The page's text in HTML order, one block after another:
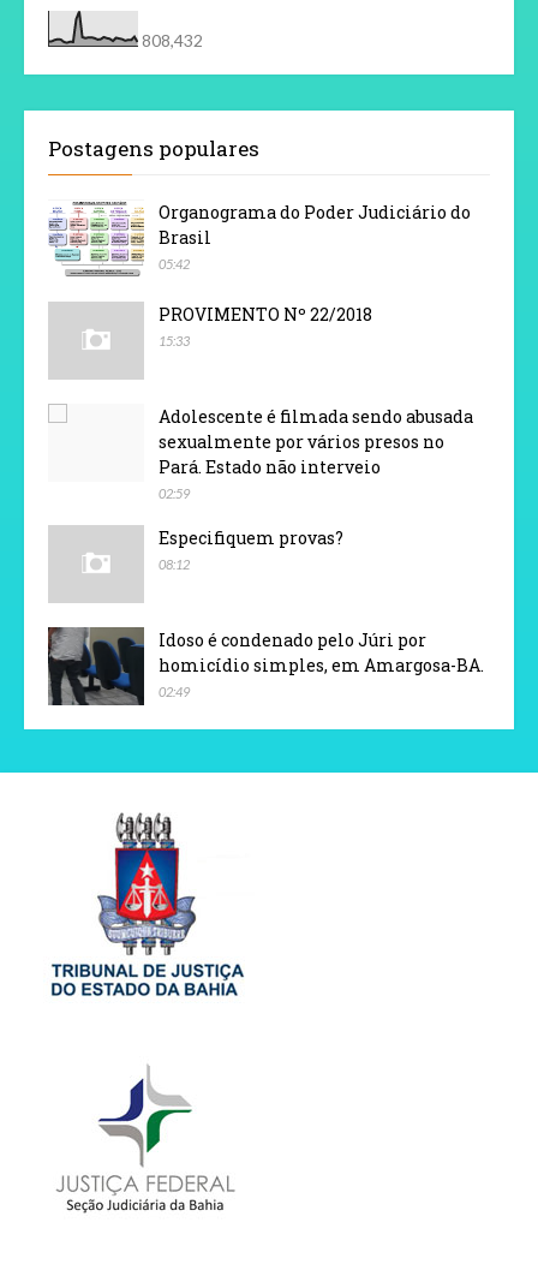
808,432
Postagens populares
Organograma do Poder Judiciário do
Brasil
05:42
PROVIMENTO Nº 22/2018
15:33
Adolescente é filmada sendo abusada
sexualmente por vários presos no
Pará. Estado não interveio
02:59
Especifiquem provas?
08:12
Idoso é condenado pelo Júri por
homicídio simples, em Amargosa-BA.
02:49